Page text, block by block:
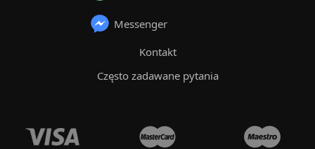
Messenger
Kontakt
Często zadawane pytania